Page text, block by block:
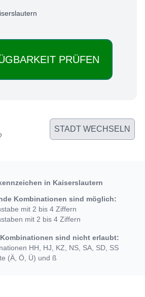
STADT WECHSELN
in Kaiserslautern
Kombinationen sind möglich:
mit 2 bis 4 Ziffern
mit 2 bis 4 Ziffern
sind nicht erlaubt:
HH, HJ, KZ, NS, SA, SD, SS
(Ä, Ö, Ü) und ß